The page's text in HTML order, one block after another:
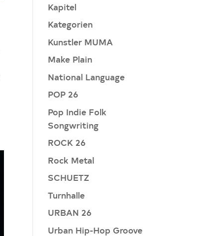
Kapitel
Kategorien
Kunstler MUMA
Make Plain
National Language
POP 26
Pop Indie Folk
Songwriting
ROCK 26
Rock Metal
SCHUETZ
Turnhalle
URBAN 26
Urban Hip-Hop Groove